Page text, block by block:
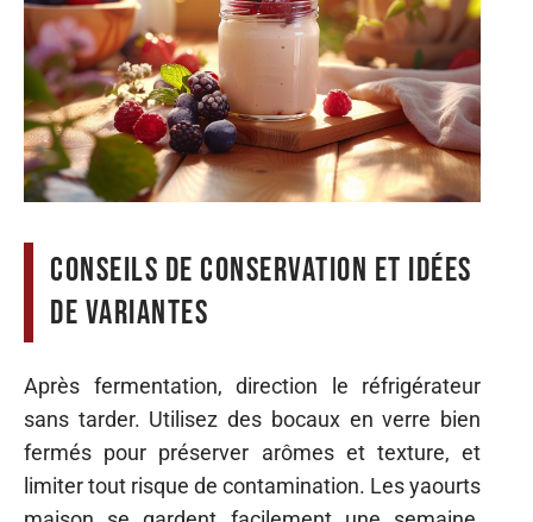
Conseils de conservation et idées
de variantes
Après fermentation, direction le réfrigérateur
sans tarder. Utilisez des bocaux en verre bien
fermés pour préserver arômes et texture, et
limiter tout risque de contamination. Les yaourts